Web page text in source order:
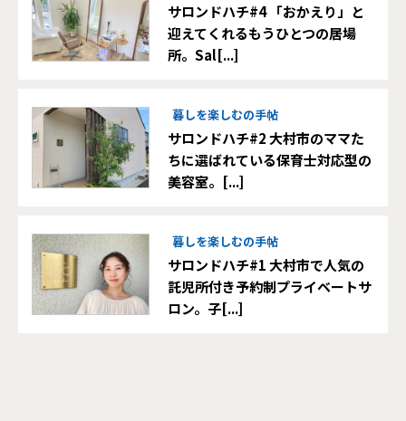
サロンドハチ#4 「おかえり」と
迎えてくれるもうひとつの居場
所。Sal[...]
暮しを楽しむの手帖
サロンドハチ#2 大村市のママた
ちに選ばれている保育士対応型の
美容室。[...]
暮しを楽しむの手帖
サロンドハチ#1 大村市で人気の
託児所付き予約制プライベートサ
ロン。子[...]